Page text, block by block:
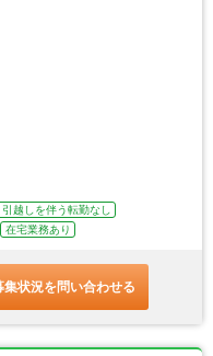
越しを伴う転勤なし
在宅業務あり
集状況を問い合わせる